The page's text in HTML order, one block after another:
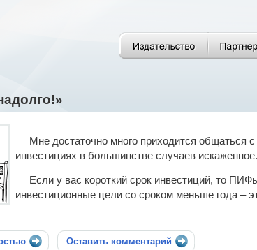
Мне достаточно много приходится
инвестициях в большинстве случаев
Если у вас короткий срок инвестиций, то
инвестиционные цели со сроком меньше года –
Оставить комментарий